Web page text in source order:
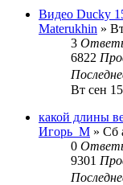
Видео Ducky
Materukhin »
3
6822
Вт сен
какой длины
Игорь_М » Сб
0
9301